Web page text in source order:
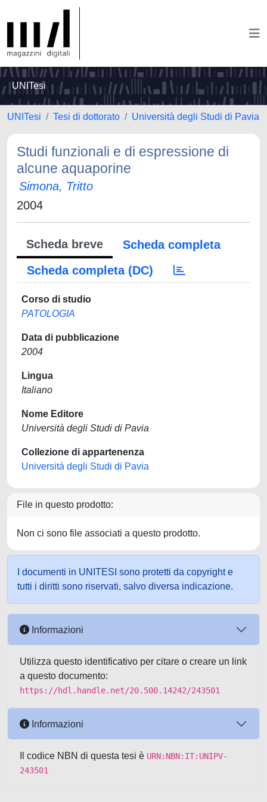
UNITesi
UNITesi Tesi di dottorato Università degli Studi di Pavia
Studi funzionali e di espressione di
alcune aquaporine
Simona, Tritto
2004
Scheda breve
Scheda completa
Scheda completa (DC)
Corso di studio
PATOLOGIA
Data di pubblicazione
2004
Lingua
Italiano
Nome Editore
Università degli Studi di Pavia
Collezione di appartenenza
Università degli Studi di Pavia
File in questo prodotto:
Non ci sono file associati a questo prodotto.
I documenti in UNITESI sono protetti da copyright e
tutti i diritti sono riservati, salvo diversa indicazione.
Informazioni
Utilizza questo identificativo per citare o creare un link
a questo documento:
https://hdl.handle.net/20.500.14242/243501
Informazioni
Il codice NBN di questa tesi è URN:NBN:IT:UNIPV-
243501